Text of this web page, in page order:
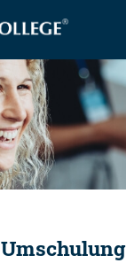
Umschulung